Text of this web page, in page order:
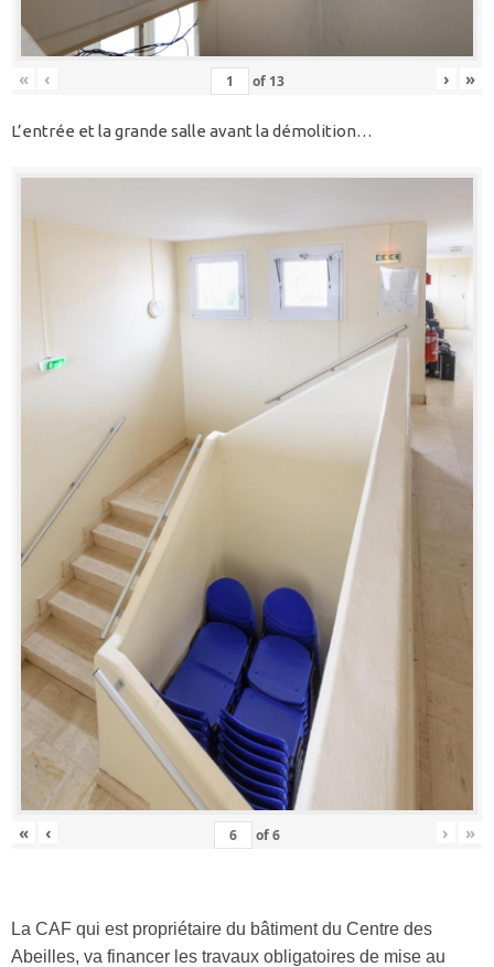
« ‹ of 13 › »
L’entrée et la grande salle avant la démolition…
« ‹ of6 › »
La CAF qui est propriétaire du bâtiment du Centre des
Abeilles, va financer les travaux obligatoires de mise au